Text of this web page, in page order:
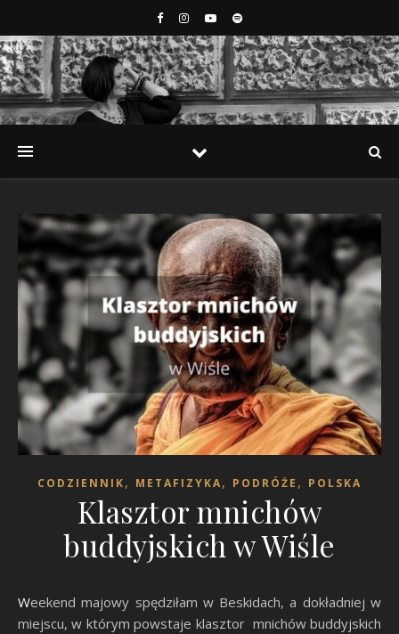
CODZIENNIK, METAFIZYKA, PODRÓŻE , POLSKA
Klasztor mnichów
buddyjskich w Wiśle
Weekend majowy spędziłam w Beskidach, a dokładniej w
miejscu, w którym powstaje klasztor mnichów buddyjskich